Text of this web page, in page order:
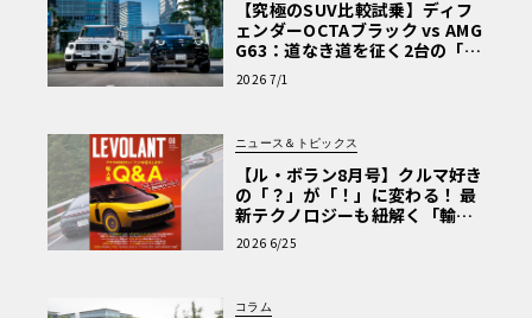
【究極のSUV比較試乗】ディフ
ェンダーOCTAブラック vs AMG
G63：道なき道を征く2台の「対
極的アプローチ」
2026 7/1
ニュース＆トピックス
【ル・ボラン8月号】クルマ好き
の「？」が「！」に変わる！ 最
新テクノロジーも紐解く「輸入
車Q&A」
2026 6/25
コラム